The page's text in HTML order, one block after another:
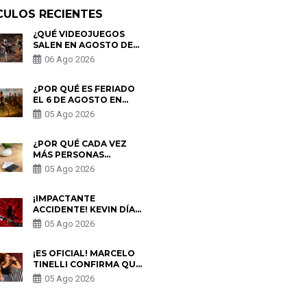
RECIENTES
¿QUÉ VIDEOJUEGOS
SALEN EN AGOSTO DE
2026? ESTOS SON LOS
ESTRENOS MÁS
06 Ago 2026
¿POR QUÉ ES FERIADO
EL 6 DE AGOSTO EN
PERÚ? ESTA ES LA
HISTORIA
05 Ago 2026
¿POR QUÉ CADA VEZ
MÁS PERSONAS
UTILIZAN UNA VPN
PARA PROTEGER SU
05 Ago 2026
¡IMPACTANTE
ACCIDENTE! KEVIN DÍAZ
CAE DESDE OCHO
METROS EN “ESTO ES
PREOCUPACIÓN
05 Ago 2026
¡ES OFICIAL! MARCELO
TINELLI CONFIRMA QUE
REGRESÓ CON MILETT
FIGUEROA: “EL AMOR
05 Ago 2026